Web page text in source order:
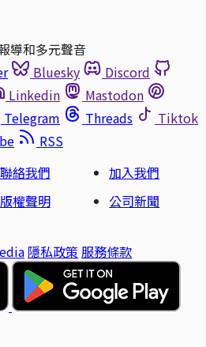
導和多元聲音
Bluesky
Discord
Linkedin
Mastodon
Telegram Threads
Tiktok
RSS
聯絡我們
加入我們
版權聲明
公司新聞
隱私政策 服務條款